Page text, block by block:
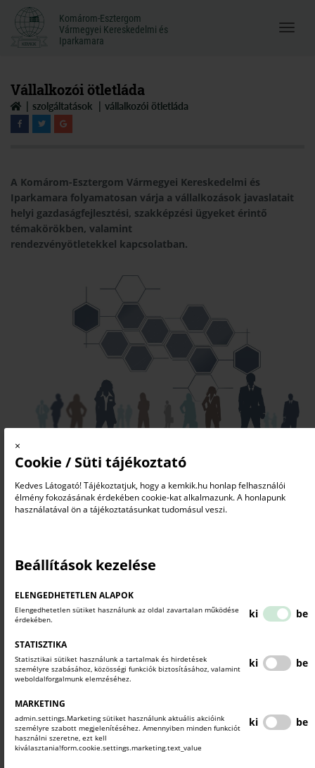
×
Cookie / Süti tájékoztató
Kedves Látogató! Tájékoztatjuk, hogy a kemkik.hu honlap felhasználói
élmény fokozásának érdekében cookie-kat alkalmazunk. A honlapunk
használatával ön a tájékoztatásunkat tudomásul veszi.
Beállítások kezelése
ELENGEDHETETLEN ALAPOK
Elengedhetetlen sütiket használunk az oldal zavartalan működése
érdekében.
ki be
STATISZTIKA
Statisztikai sütiket használunk a tartalmak és hirdetések
személyre szabásához, közösségi funkciók biztosításához, valamint
weboldalforgalmunk elemzéséhez.
ki be
MARKETING
admin.settings.Marketing sütiket használunk aktuális akcióink
személyre szabott megjelenítéséhez. Amennyiben minden funkciót
használni szeretne, ezt kell
kiválasztania!form.cookie.settings.marketing.text_value
ki be
Komárom-Esztergom
Vármegyei Kereskedelmi és
Iparkamara
Komárom-Esztergom
Vármegyei Kereskedelmi és
Iparkamara
Menü
Vállalkozói ötletláda
szolgáltatások vállalkozói ötletláda
A Komárom-Esztergom Vármegyei Kereskedelmi és
Iparkamara folyamatosan várja a vállalkozások javaslatait
helyi gazdaságfejlesztési, szakképzési ügyeket érintő
témakörökben, valamint
rendezvényötletekkel kapcsolatban.
NÉV*
EMAIL CÍM*
CÉGNÉV*